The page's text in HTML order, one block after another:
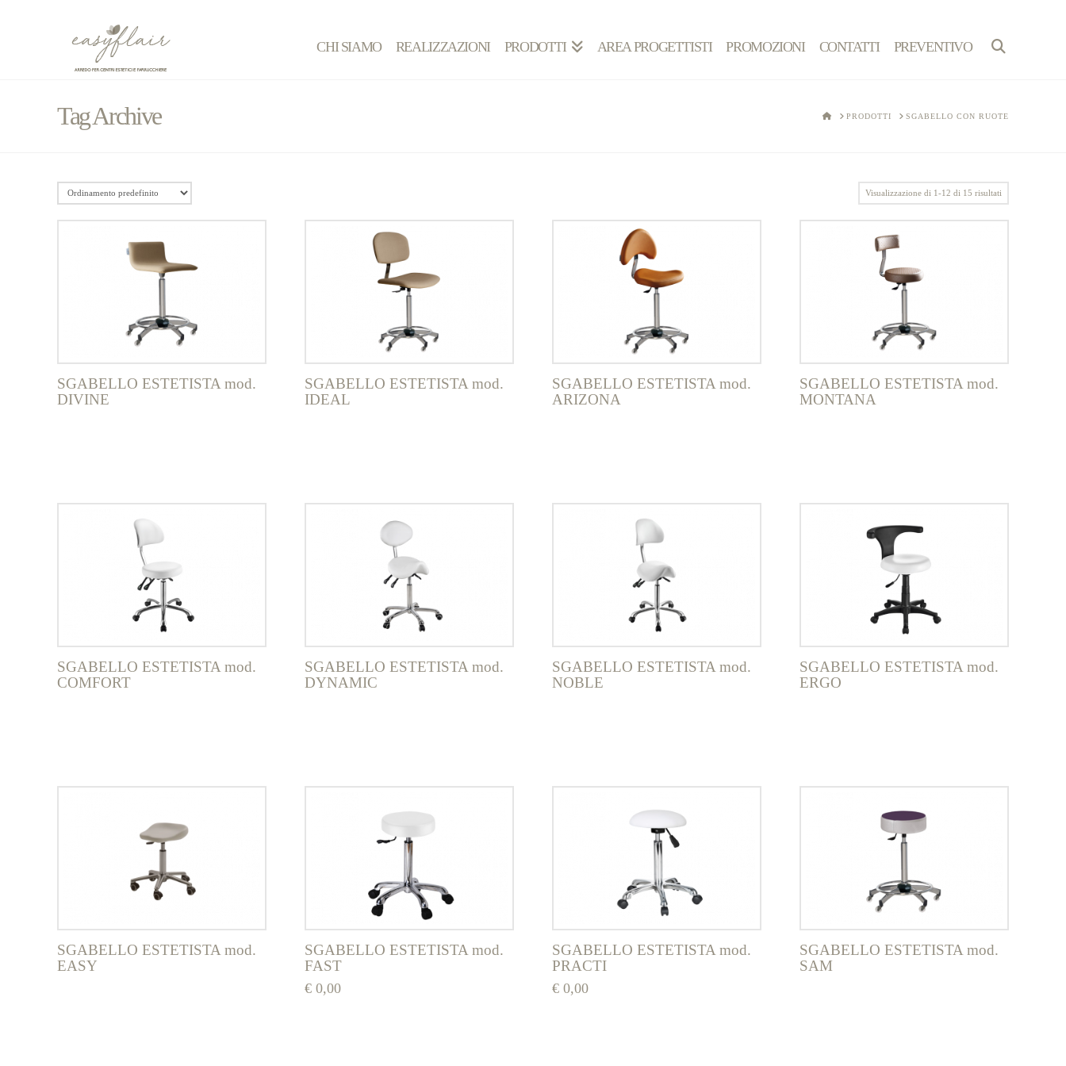
CHI SIAMO REALIZZAZIONI PRODOTTI AREA PROGETTISTI PROMOZIONI CONTATTI PREVENTIVO
Tag Archive HOMEPRODOTTI SGABELLO CON RUOTE
Visualizzazione di 1-12 di 15 risultati
SGABELLO ESTETISTA mod.
DIVINE
SGABELLO ESTETISTA mod.
IDEAL
SGABELLO ESTETISTA mod.
ARIZONA
SGABELLO ESTETISTA mod.
MONTANA
SGABELLO ESTETISTA mod.
COMFORT
SGABELLO ESTETISTA mod.
DYNAMIC
SGABELLO ESTETISTA mod.
NOBLE
SGABELLO ESTETISTA mod.
ERGO
SGABELLO ESTETISTA mod.
EASY
SGABELLO ESTETISTA mod.
FAST
€ 0,00
SGABELLO ESTETISTA mod.
PRACTI
€ 0,00
SGABELLO ESTETISTA mod.
SAM